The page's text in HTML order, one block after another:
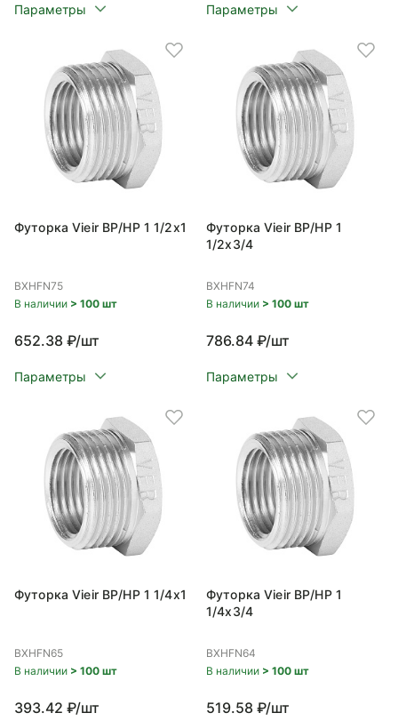
Параметры Параметры
Футорка Vieir ВР/НР 1 1/2x1
BXHFN75
В наличии > 100 шт
652.38 ₽/шт
Параметры
Футорка Vieir ВР/НР 1
1/2x3/4
BXHFN74
В наличии > 100 шт
786.84 ₽/шт
Параметры
Футорка Vieir ВР/НР 1 1/4x1
BXHFN65
В наличии > 100 шт
393.42 ₽/шт
Футорка Vieir ВР/НР 1
1/4x3/4
BXHFN64
В наличии > 100 шт
519.58 ₽/шт